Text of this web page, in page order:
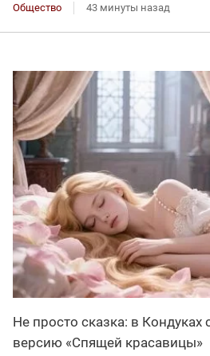
Общество 43 минуты назад
Не просто сказка: в Кондуках
версию «Спящей красавицы»